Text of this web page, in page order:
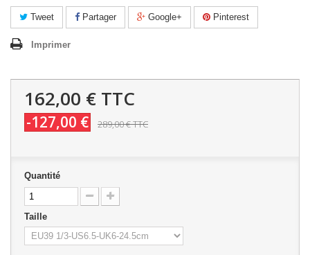
Tweet Partager Google+ Pinterest
Imprimer
162,00 € TTC
-127,00 € 289,00 €TTC
Quantité
Taille